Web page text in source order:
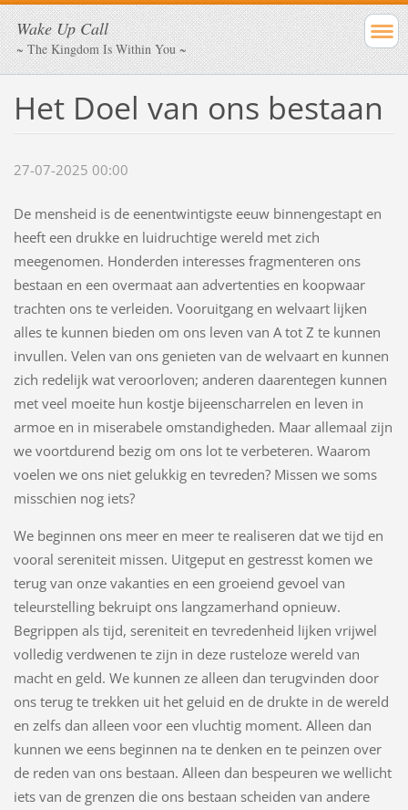
Wake Up Call
~ The Kingdom Is Within You ~
Het Doel van ons bestaan
27-07-2025 00:00
De mensheid is de eenentwintigste eeuw binnengestapt en
heeft een drukke en luidruchtige wereld met zich
meegenomen. Honderden interesses fragmenteren ons
bestaan en een overmaat aan advertenties en koopwaar
trachten ons te verleiden. Vooruitgang en welvaart lijken
alles te kunnen bieden om ons leven van A tot Z te kunnen
invullen. Velen van ons genieten van de welvaart en kunnen
zich redelijk wat veroorloven; anderen daarentegen kunnen
met veel moeite hun kostje bijeenscharrelen en leven in
armoe en in miserabele omstandigheden. Maar allemaal zijn
we voortdurend bezig om ons lot te verbeteren. Waarom
voelen we ons niet gelukkig en tevreden? Missen we soms
misschien nog iets?
We beginnen ons meer en meer te realiseren dat we tijd en
vooral sereniteit missen. Uitgeput en gestresst komen we
terug van onze vakanties en een groeiend gevoel van
teleurstelling bekruipt ons langzamerhand opnieuw.
Begrippen als tijd, sereniteit en tevredenheid lijken vrijwel
volledig verdwenen te zijn in deze rusteloze wereld van
macht en geld. We kunnen ze alleen dan terugvinden door
ons terug te trekken uit het geluid en de drukte in de wereld
en zelfs dan alleen voor een vluchtig moment. Alleen dan
kunnen we eens beginnen na te denken en te peinzen over
de reden van ons bestaan. Alleen dan bespeuren we wellicht
iets van de grenzen die ons bestaan scheiden van andere